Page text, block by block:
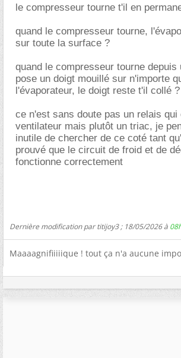
le compresseur tourne t'il en
quand le compresseur tourne,
sur toute la surface ?
quand le compresseur tourne depuis
pose un doigt mouillé sur n'importe
l'évaporateur, le doigt reste t'il collé ?
ce n'est sans doute pas un relais qui
ventilateur mais plutôt un triac, je
inutile de chercher de ce coté tant
prouvé que le circuit de froid et de
fonctionne correctement
Dernière modification par titijoy3 ; 18/05/2026 à
Maaaagnifiiiiique ! tout ça n'a aucune